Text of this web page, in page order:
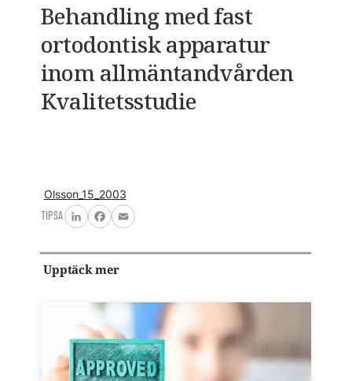
Behandling med fast
ortodontisk apparatur
inom allmäntandvården
Kvalitetsstudie
Olsson_15_2003
TIPSA
LinkedInFacebook
Email
Upptäck mer